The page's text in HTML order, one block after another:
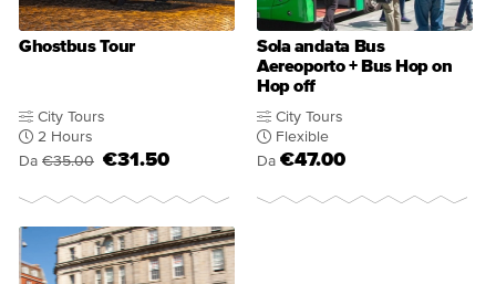
Ghostbus Tour
City Tours
2 Hours
Da €35.00 €31.50
Sola andata Bus
Aereoporto + Bus Hop on
Hop off
City Tours
Flexible
Da €47.00